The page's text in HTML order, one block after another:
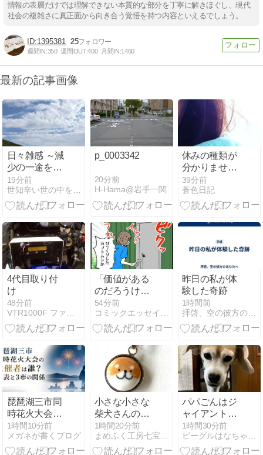
情報の表層だけでは理解できない本質的な部分を丁寧に解きほぐし、現代
社会の複雑さに真正面から向き合う覚悟を持つ内容といえるでしょう。
1395381 25
週間IN:350 週間OUT:400 月間IN:1460
最新の記事画像
日々雑感 ～減
少の一途を辿
る紙媒体 それ
でもゼロにな
る事はない？
19分前
p_0003342
20分前
H-Hama@岩手一関
休みの種類が
分かりませ
ん。
39分前
蒼色日記
4代目取り付
け
48分前
VTR1000F ファイアーストーム 日記帳
「価値がある
のだろうけれ
ど……」田舎
ではよく見る
けど、自分に
54分前
コミックエッセイ365
昨日の私が体
験した奇跡
1時間前
拝啓、空の彼方のあなたへ
琵琶湖三市同
時花火大会の
主催者は誰？
代表と3市の
関係
1時間10分前
メガネが書くブログ
小さな小さな
柴犬さんのネ
ックレス 3匹
目 と お花
1時間20分前
まめふく工房七宝研究所
パパごんはジ
ャイアントコ
ーン、ママご
んはかき氷
1時間30分前
ビーグルはなちゃんと５０代夫婦の平凡な生活